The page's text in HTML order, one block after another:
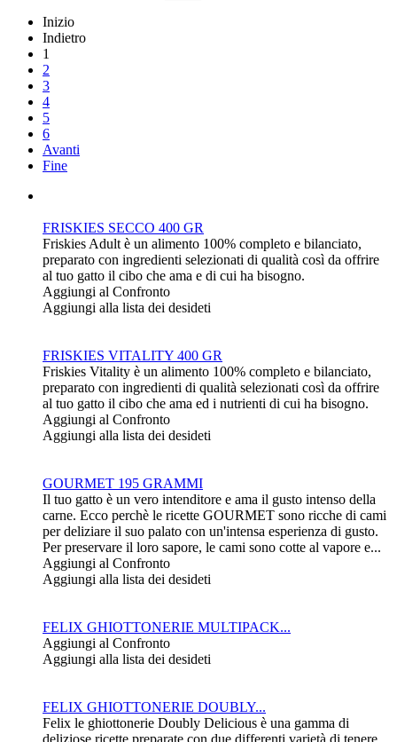
Inizio
Indietro
1
2
3
4
5
6
Avanti
Fine
FRISKIES SECCO 400 GR
Friskies Adult è un alimento 100% completo e bilanciato,
preparato con ingredienti selezionati di qualità così da offrire
al tuo gatto il cibo che ama e di cui ha bisogno.
Aggiungi al Confronto
Aggiungi alla lista dei desideti
FRISKIES VITALITY 400 GR
Friskies Vitality è un alimento 100% completo e bilanciato,
preparato con ingredienti di qualità selezionati così da offrire
al tuo gatto il cibo che ama ed i nutrienti di cui ha bisogno.
Aggiungi al Confronto
Aggiungi alla lista dei desideti
GOURMET 195 GRAMMI
Il tuo gatto è un vero intenditore e ama il gusto intenso della
carne. Ecco perchè le ricette GOURMET sono ricche di cami
per deliziare il suo palato con un'intensa esperienza di gusto.
Per preservare il loro sapore, le cami sono cotte al vapore e...
Aggiungi al Confronto
Aggiungi alla lista dei desideti
FELIX GHIOTTONERIE MULTIPACK...
Aggiungi al Confronto
Aggiungi alla lista dei desideti
FELIX GHIOTTONERIE DOUBLY...
Felix le ghiottonerie Doubly Delicious è una gamma di